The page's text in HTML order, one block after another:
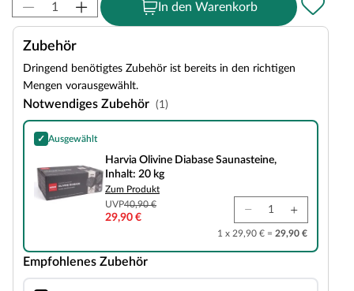
In den Warenkorb
Zubehör
Dringend benötigtes Zubehör ist bereits in den richtigen
Mengen vorausgewählt.
Notwendiges Zubehör (1)
✓ Ausgewählt
Harvia Olivine Diabase Saunasteine, Inhalt: 20 kg
Harvia Olivine Diabase Saunasteine,
Inhalt: 20 kg
Zum Produkt
UVP40,90 €
29,90 €
1 x 29,90 € = 29,90 €
Empfohlenes Zubehör